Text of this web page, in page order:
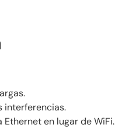
interferencias.
Ethernet en lugar de WiFi.